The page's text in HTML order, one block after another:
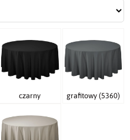
czarny grafitowy (5360)